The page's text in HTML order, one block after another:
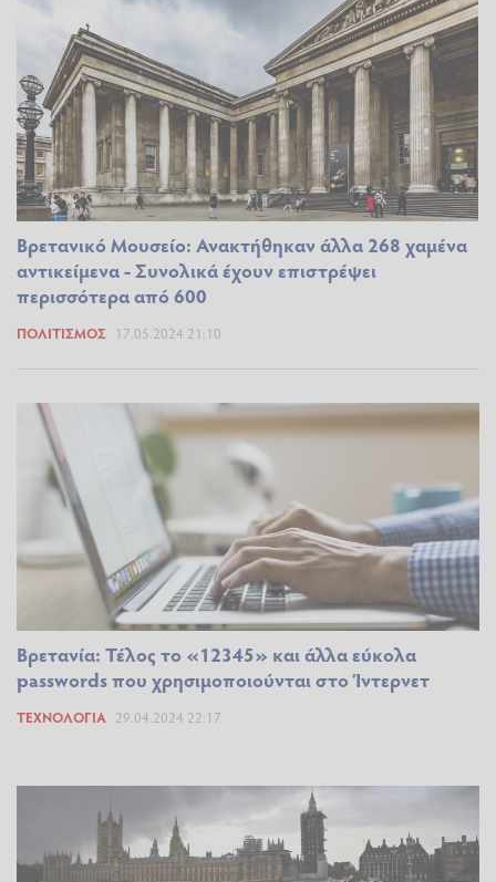
Βρετανικό Μουσείο: Ανακτήθηκαν άλλα 268 χαμένα
αντικείμενα - Συνολικά έχουν επιστρέψει
περισσότερα από 600
ΠΟΛΙΤΙΣΜΌΣ 17.05.2024 21:10
Βρετανία: Τέλος το «12345» και άλλα εύκολα
passwords που χρησιμοποιούνται στο Ίντερνετ
ΤΕΧΝΟΛΟΓΊΑ 29.04.2024 22:17